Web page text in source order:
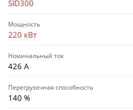
SID300
Мощность
220 кВт
Номинальный ток
426 А
Перегрузочная способность
140 %